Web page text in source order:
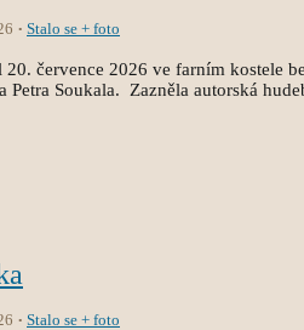
Stalo se + foto
20. července 2026 ve farním kostele
Petra Soukala. Zazněla autorská
Stalo se + foto